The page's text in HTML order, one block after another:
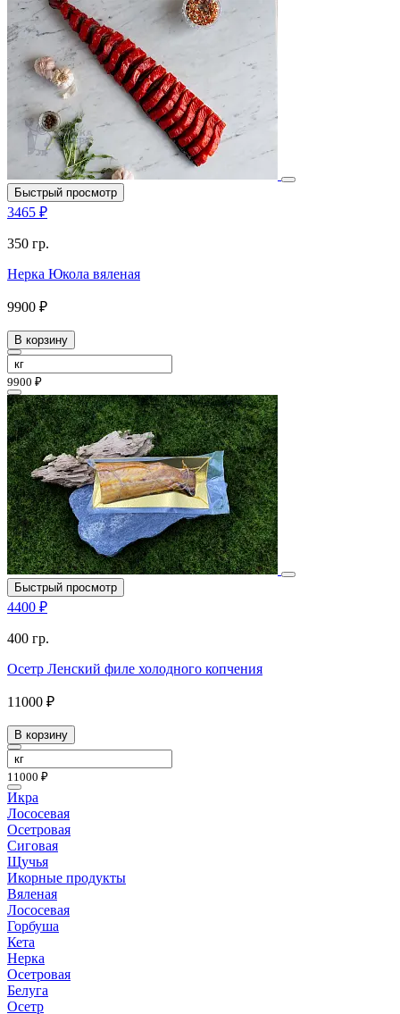
Быстрый просмотр
3465 ₽
350 гр.
Нерка Юкола вяленая
9900 ₽
В корзину
9900 ₽
Быстрый просмотр
4400 ₽
400 гр.
Осетр Ленский филе холодного копчения
11000 ₽
В корзину
11000 ₽
Икра
Лососевая
Осетровая
Сиговая
Щучья
Икорные продукты
Вяленая
Лососевая
Горбуша
Кета
Нерка
Осетровая
Белуга
Осетр